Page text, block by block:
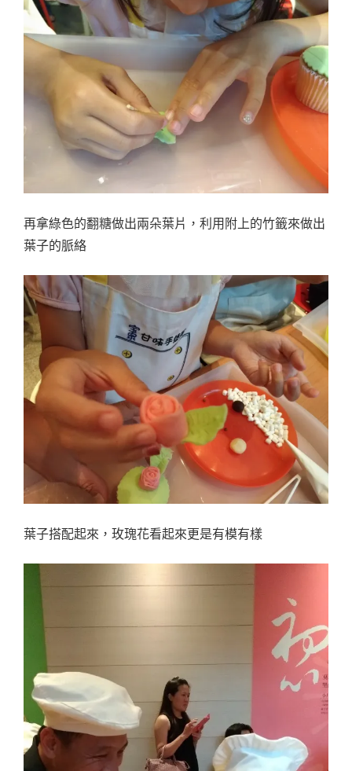
再拿綠色的翻糖做出兩朵葉片，利用附上的竹籤來做出
葉子的脈絡
葉子搭配起來，玫瑰花看起來更是有模有樣